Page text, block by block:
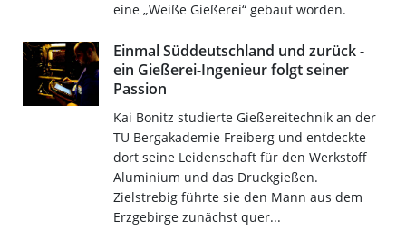
eine „Weiße Gießerei“ gebaut worden.
Einmal Süddeutschland und zurück -
ein Gießerei-Ingenieur folgt seiner
Passion
Kai Bonitz studierte Gießereitechnik an der
TU Bergakademie Freiberg und entdeckte
dort seine Leidenschaft für den Werkstoff
Aluminium und das Druckgießen.
Zielstrebig führte sie den Mann aus dem
Erzgebirge zunächst quer...